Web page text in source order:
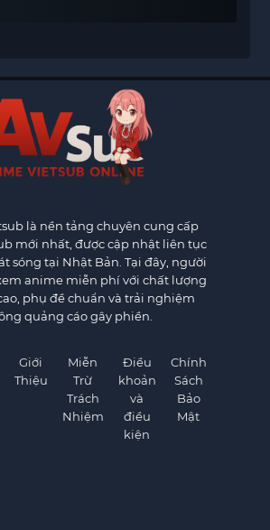
là nền tảng chuyên cung cấp
mới nhất, được cập nhật liên tục
sóng tại Nhật Bản. Tại đây, người
anime miễn phí với chất lượng
phụ đề chuẩn và trải nghiệm
quảng cáo gây phiền.
Giới
Thiệu
Miễn
Trừ
Trách
Nhiệm
Điều
khoản
và
điều
kiện
Chính
Sách
Bảo
Mật